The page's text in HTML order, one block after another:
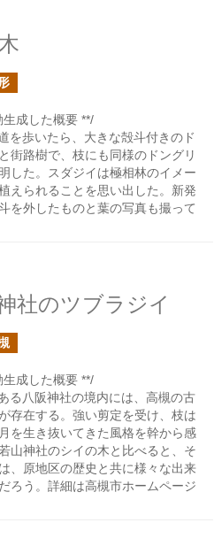
生成した概要 **/
を歩いたら、大きな殻斗付きのド
街路樹で、枝にも同様のドングリ
した。スダジイは極相林のイメー
えられることを思い出した。新発
を外したものと葉の写真も撮って
社のツブラジイ
生成した概要 **/
る八阪神社の境内には、高槻の古
存在する。強い剪定を受け、枝は
を生き抜いてきた風格を幹から感
山神社のシイの木と比べると、そ
、原地区の歴史と共に様々な出来
ろう。詳細は高槻市ホームページ